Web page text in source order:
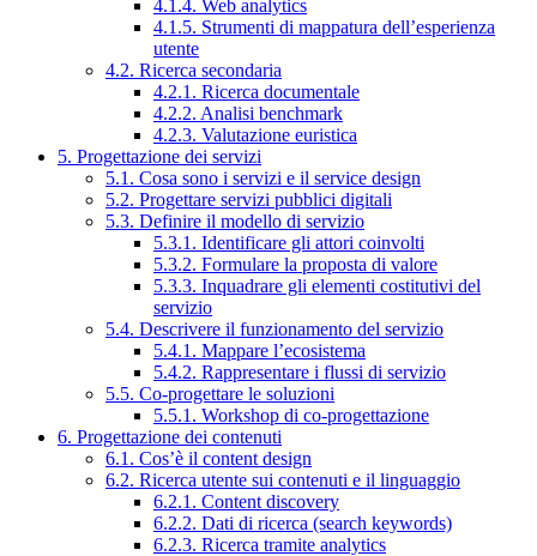
4.1.4. Web analytics
4.1.5. Strumenti di mappatura dell’esperienza
utente
4.2. Ricerca secondaria
4.2.1. Ricerca documentale
4.2.2. Analisi benchmark
4.2.3. Valutazione euristica
5. Progettazione dei servizi
5.1. Cosa sono i servizi e il service design
5.2. Progettare servizi pubblici digitali
5.3. Definire il modello di servizio
5.3.1. Identificare gli attori coinvolti
5.3.2. Formulare la proposta di valore
5.3.3. Inquadrare gli elementi costitutivi del
servizio
5.4. Descrivere il funzionamento del servizio
5.4.1. Mappare l’ecosistema
5.4.2. Rappresentare i flussi di servizio
5.5. Co-progettare le soluzioni
5.5.1. Workshop di co-progettazione
6. Progettazione dei contenuti
6.1. Cos’è il content design
6.2. Ricerca utente sui contenuti e il linguaggio
6.2.1. Content discovery
6.2.2. Dati di ricerca (search keywords)
6.2.3. Ricerca tramite analytics